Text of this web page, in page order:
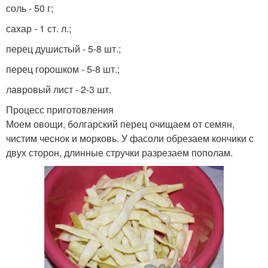
соль - 50 г;
сахар - 1 ст. л.;
перец душистый - 5-8 шт.;
перец горошком - 5-8 шт.;
лавровый лист - 2-3 шт.
Процесс приготовления
Моем овощи, болгарский перец очищаем от семян,
чистим чеснок и морковь. У фасоли обрезаем кончики с
двух сторон, длинные стручки разрезаем пополам.